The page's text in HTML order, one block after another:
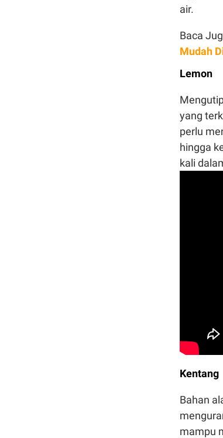
air.
Baca
Mudah
Lemon
yang
perlu
hingga
kali
Kentang
Bahan
mampu